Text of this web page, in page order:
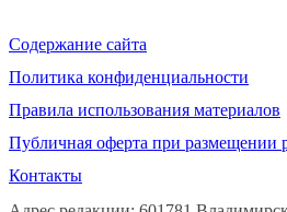
Содержание сайта
Политика конфиденциальности
Правила использования материалов
Публичная оферта при размещении
Контакты